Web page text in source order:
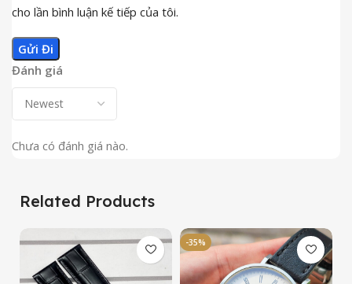
Đánh giá
Chưa có đánh giá nào.
cho lần bình luận kế tiếp của tôi.
Related Products
-35%